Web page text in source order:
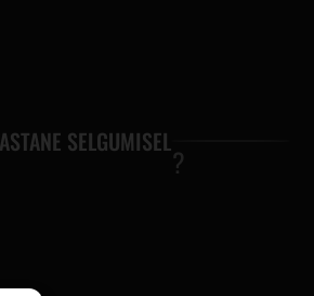
SELGUMISEL